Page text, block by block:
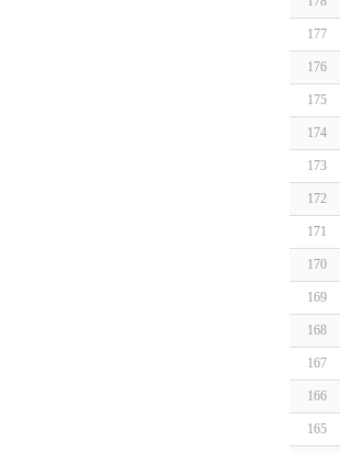
177
176
175
174
173
172
171
170
169
168
167
166
165